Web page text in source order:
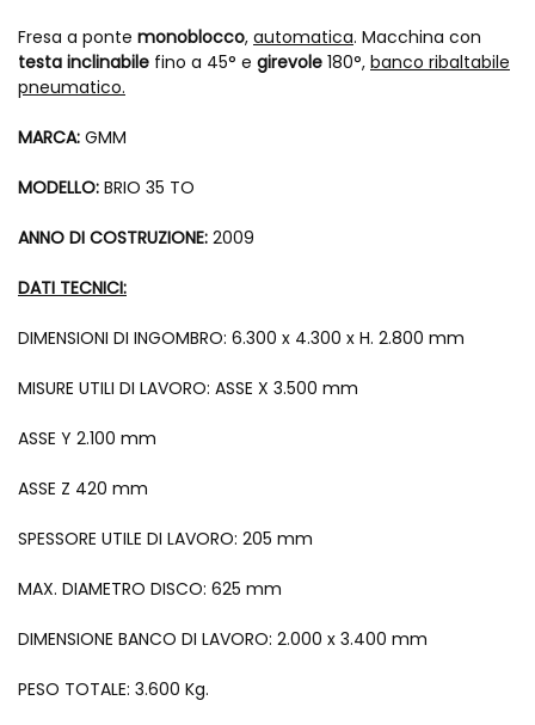
Fresa a ponte monoblocco, automatica. Macchina con
testa inclinabile fino a 45° e girevole 180°, banco ribaltabile
pneumatico.
MARCA: GMM
MODELLO: BRIO 35 TO
ANNO DI COSTRUZIONE: 2009
DATI TECNICI:
DIMENSIONI DI INGOMBRO: 6.300 x 4.300 x H. 2.800 mm
MISURE UTILI DI LAVORO: ASSE X 3.500 mm
ASSE Y 2.100 mm
ASSE Z 420 mm
SPESSORE UTILE DI LAVORO: 205 mm
MAX. DIAMETRO DISCO: 625 mm
DIMENSIONE BANCO DI LAVORO: 2.000 x 3.400 mm
PESO TOTALE: 3.600 Kg.